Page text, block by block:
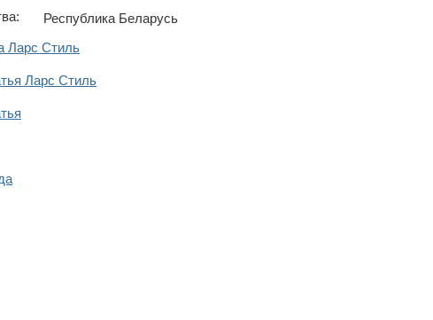
Республика Беларусь
Ларс Стиль
Ларс Стиль